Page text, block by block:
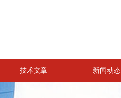
技术文章 新闻动态